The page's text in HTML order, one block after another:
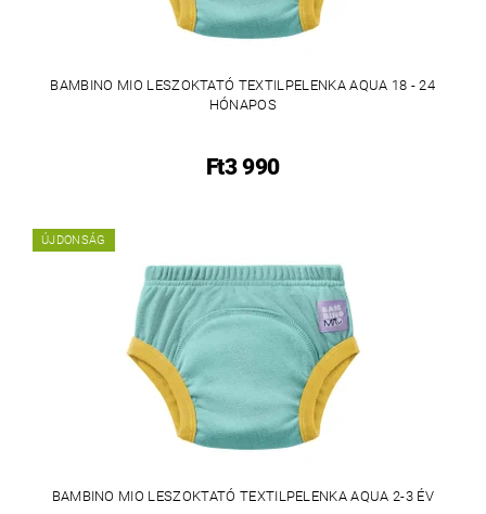
BAMBINO MIO LESZOKTATÓ TEXTILPELENKA AQUA 18 - 24
HÓNAPOS
Ft3 990
ÚJDONSÁG
BAMBINO MIO LESZOKTATÓ TEXTILPELENKA AQUA 2-3 ÉV